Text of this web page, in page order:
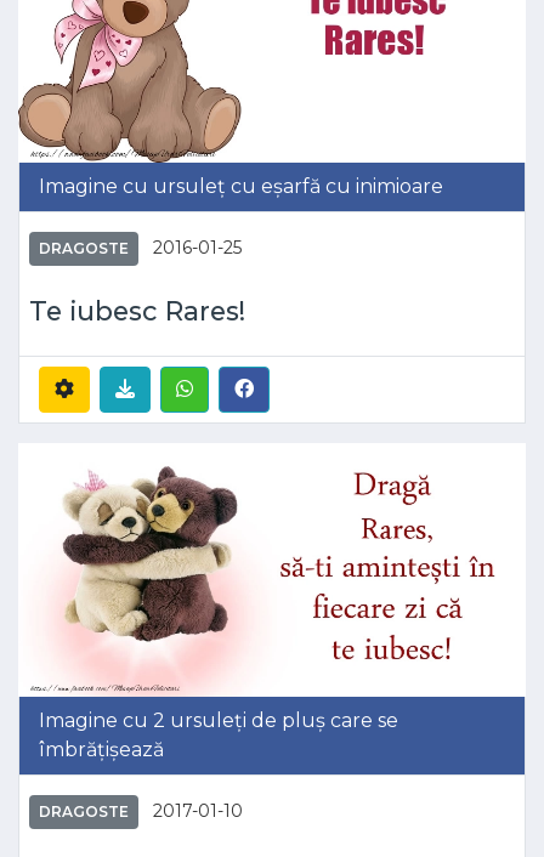
Imagine cu ursuleț cu eșarfă cu inimioare
DRAGOSTE 2016-01-25
Te iubesc Rares!
Imagine cu 2 ursuleți de pluș care se
îmbrățișează
DRAGOSTE 2017-01-10